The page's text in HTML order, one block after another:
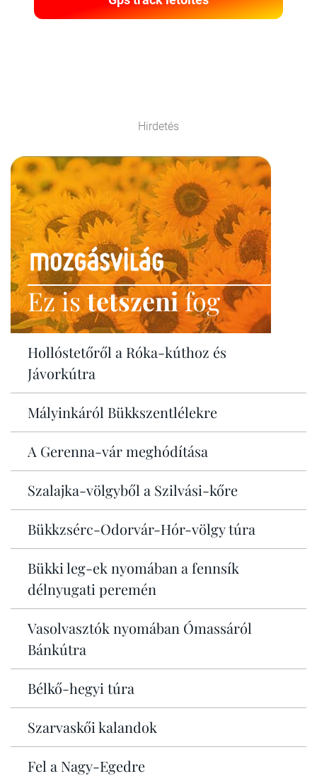
Hirdetés
Ez istetszenifog
Hollóstetőről a Róka-kúthoz és
Jávorkútra
Mályinkáról Bükkszentlélekre
A Gerenna-vár meghódítása
Szalajka-völgyből a Szilvási-kőre
Bükkzsérc-Odorvár-Hór-völgy túra
Bükki leg-ek nyomában a fennsík
délnyugati peremén
Vasolvasztók nyomában Ómassáról
Bánkútra
Bélkő-hegyi túra
Szarvaskői kalandok
Fel a Nagy-Egedre